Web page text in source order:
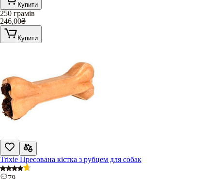
Купити
250 грамів
246,00₴
Купити
Trixie Пресована кістка з рубцем для собак